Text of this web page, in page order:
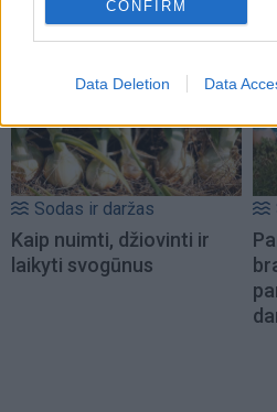
CONFIRM
Data Deletion Data
Sodas ir daržas
Kaip nuimti, džiovinti ir
laikyti svogūnus